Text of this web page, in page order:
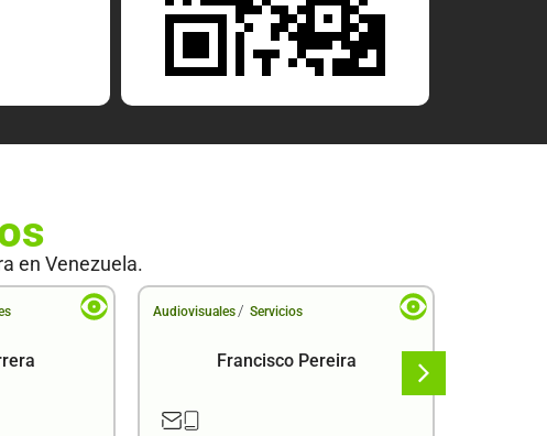
en Venezuela.
Audiovisuales / Servicios
Francisco Pereira